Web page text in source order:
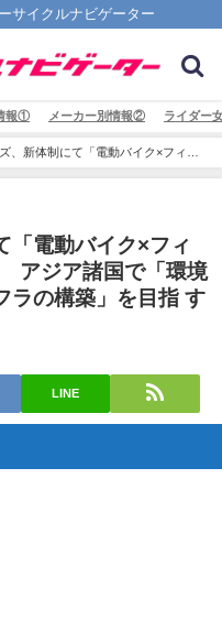
サイクルナビゲーター
報① メーカー別情報② ライダー
、新体制にて「電動バイク×フィン
優しい次世代の交通インフラの構
「電動バイク×フィ
アジア諸国で「環境
ラの構築」を目指 す
LINE